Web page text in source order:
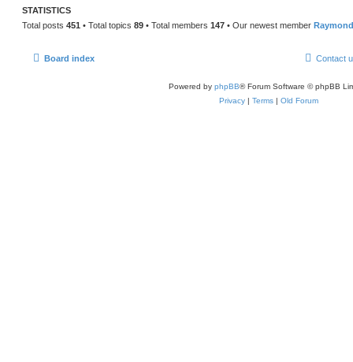
STATISTICS
Total posts 451 • Total topics 89 • Total members 147 • Our newest member
Board index Contact
Powered by phpBB® Forum Software © phpBB
Privacy| Terms| Old Forum